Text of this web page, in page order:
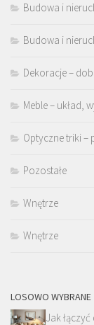
Budowa i
Budowa i
Dekoracje –
Meble – układ,
Optyczne triki –
Pozostałe
Wnętrze
Wnętrze
LOSOWO WYBRANE
Jak